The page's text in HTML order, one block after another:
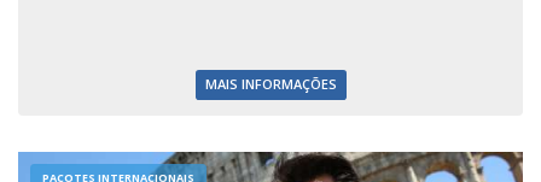
MAIS INFORMAÇÕES
PACOTES INTERNACIONAIS